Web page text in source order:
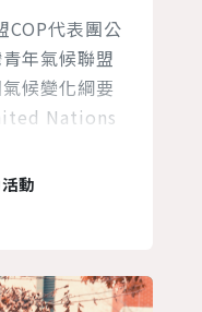
COP代表團公
年氣候聯盟
候變化綱要
Nations
of Parties
(以下簡稱
動